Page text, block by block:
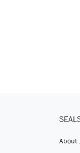
About